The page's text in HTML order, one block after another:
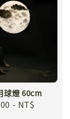
球燈 60cm
- NT$